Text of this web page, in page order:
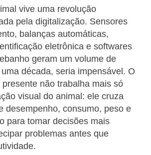
vive uma revolução
pela digitalização. Sensores
balanças automáticas,
eletrônica e softwares
geram um volume de
década, seria impensável. O
não trabalha mais só
visual do animal: ele cruza
desempenho, consumo, peso e
para tomar decisões mais
problemas antes que